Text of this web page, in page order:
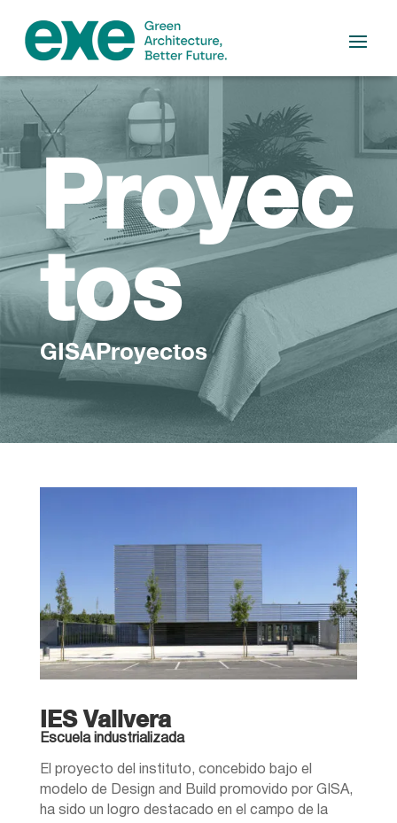
Proyec
tos
GISAProyectos
IES Vallvera
Escuela industrializada
El proyecto del instituto, concebido bajo el
modelo de Design and Build promovido por GISA,
ha sido un logro destacado en el campo de la